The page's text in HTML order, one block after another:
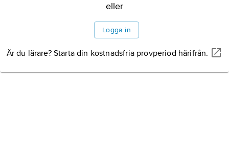
eller
Logga in
Är du lärare? Starta din kostnadsfria provperiod härifrån.